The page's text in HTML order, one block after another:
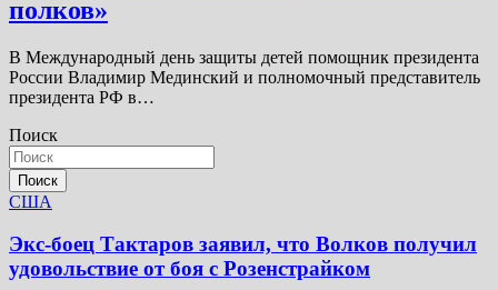
полков»
В Международный день защиты детей помощник президента
России Владимир Мединский и полномочный представитель
президента РФ в…
Поиск
Поиск
США
Экс-боец Тактаров заявил, что Волков получил
удовольствие от боя с Розенстрайком